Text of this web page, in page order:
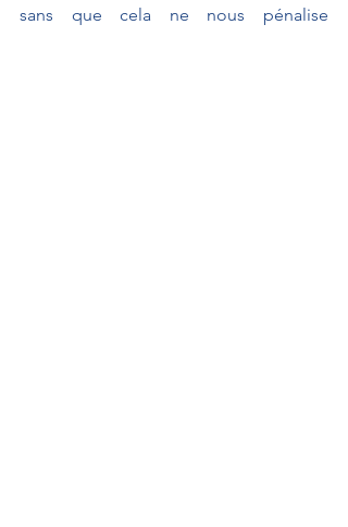
sans que cela ne nous pénalise